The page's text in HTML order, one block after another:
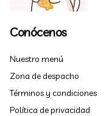
Conócenos
Nuestro menú
Zona de despacho
Términos y condiciones
Política de privacidad